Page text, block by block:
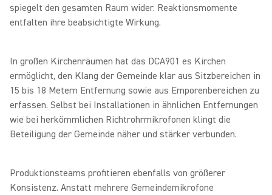
spiegelt den gesamten Raum wider. Reaktionsmomente
entfalten ihre beabsichtigte Wirkung.
In großen Kirchenräumen hat das DCA901 es Kirchen
ermöglicht, den Klang der Gemeinde klar aus Sitzbereichen in
15 bis 18 Metern Entfernung sowie aus Emporenbereichen zu
erfassen. Selbst bei Installationen in ähnlichen Entfernungen
wie bei herkömmlichen Richtrohrmikrofonen klingt die
Beteiligung der Gemeinde näher und stärker verbunden.
Produktionsteams profitieren ebenfalls von größerer
Konsistenz. Anstatt mehrere Gemeindemikrofone